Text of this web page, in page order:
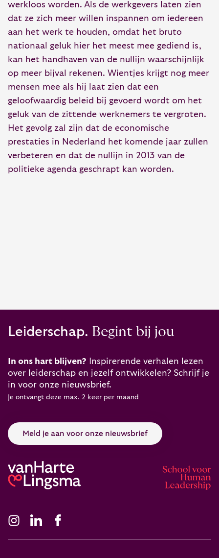
werkloos worden. Als de werkgevers laten zien
dat ze zich meer willen inspannen om iedereen
aan het werk te houden, omdat het bruto
nationaal geluk hier het meest mee gediend is,
kan het handhaven van de nullijn waarschijnlijk
op meer bijval rekenen. Wientjes krijgt nog meer
mensen mee als hij laat zien dat een
geloofwaardig beleid bij gevoerd wordt om het
geluk van de zittende werknemers te vergroten.
Het gevolg zal zijn dat de economische
prestaties in Nederland het komende jaar zullen
verbeteren en dat de nullijn in 2013 van de
politieke agenda geschrapt kan worden.
Leiderschap. Begint bij jou
In ons hart blijven? Inspirerende verhalen lezen
over leiderschap en jezelf ontwikkelen? Schrijf je
in voor onze nieuwsbrief.
Je ontvangt deze max. 2 keer per maand
Meld je aan voor onze nieuwsbrief